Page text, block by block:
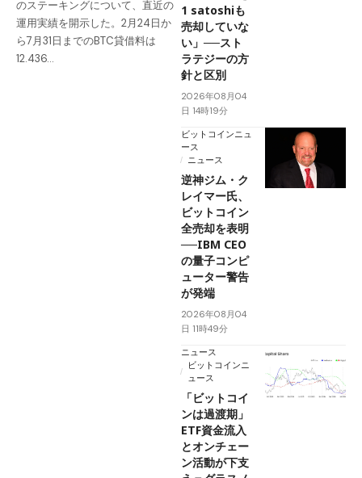
のステーキングについて、直近の
運用実績を開示した。2月24日か
ら7月31日までのBTC貸借料は
12.436…
1 satoshiも
売却していな
い」──スト
ラテジーの方
針と区別
2026年08月04
日 14時19分
ビットコインニュ
ース
ニュース
逆神ジム・ク
レイマー氏、
ビットコイン
全売却を表明
──IBM CEO
の量子コンピ
ューター警告
が発端
2026年08月04
日 11時49分
ニュース
ビットコインニ
ュース
「ビットコイ
ンは過渡期」
ETF資金流入
とオンチェー
ン活動が下支